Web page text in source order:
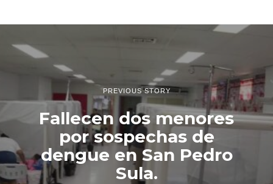
PREVIOUS STORY
Fallecen dos menores
por sospechas de
dengue en San Pedro
Sula.